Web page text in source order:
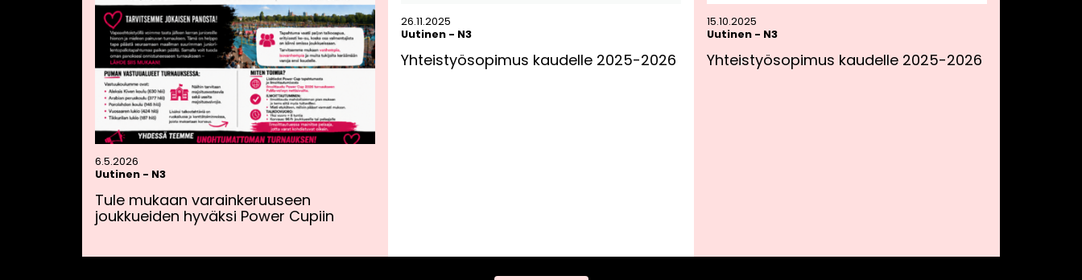
6.5.2026
Uutinen - N3
Tule mukaan varainkeruuseen
joukkueiden hyväksi Power Cupiin
26.11.2025
Uutinen - N3
Yhteistyösopimus kaudelle 2025-2026
15.10.2025
Uutinen - N3
Yhteistyösopimus kaudelle 2025-2026